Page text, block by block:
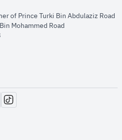
of Prince Turki Bin Abdulaziz Road
Mohammed Road​
window
in new window
opens in new window